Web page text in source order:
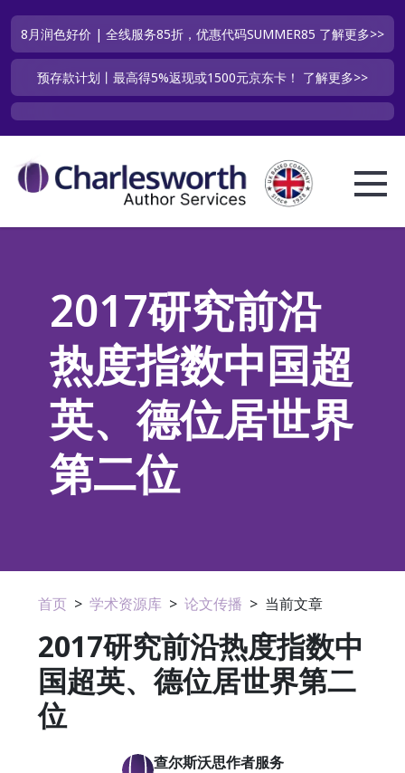
8月润色好价 | 全线服务85折，优惠代码SUMMER85 了解更多>>
预存款计划丨最高得5%返现或1500元京东卡！ 了解更多>>
2017研究前沿
热度指数中国超
英、德位居世界
第二位
首页 > 学术资源库 > 论文传播 > 当前文章
2017研究前沿热度指数中
国超英、德位居世界第二
位
查尔斯沃思作者服务